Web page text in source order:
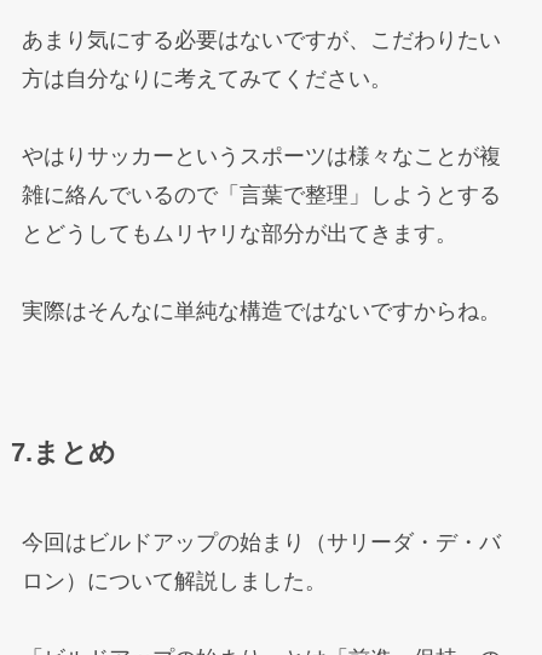
あまり気にする必要はないですが、こだわりたい
方は自分なりに考えてみてください。
やはりサッカーというスポーツは様々なことが複
雑に絡んでいるので「言葉で整理」しようとする
とどうしてもムリヤリな部分が出てきます。
実際はそんなに単純な構造ではないですからね。
7.まとめ
今回はビルドアップの始まり（サリーダ・デ・バ
ロン）について解説しました。